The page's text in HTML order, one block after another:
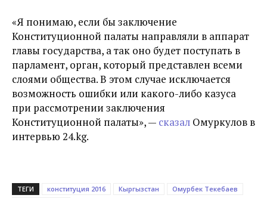
«Я понимаю, если бы заключение
Конституционной палаты направляли в аппарат
главы государства, а так оно будет поступать в
парламент, орган, который представлен всеми
слоями общества. В этом случае исключается
возможность ошибки или какого-либо казуса
при рассмотрении заключения
Конституционной палаты», — сказал Омуркулов в
интервью 24.kg.
ТЕГИ конституция 2016 Кыргызстан
Омурбек Текебаев